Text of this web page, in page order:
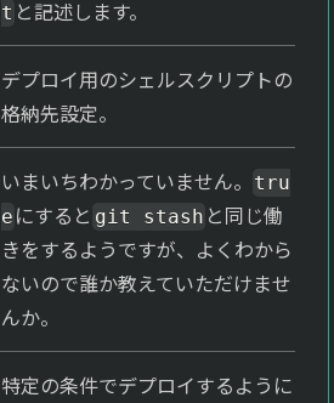
t と記述します。
デプロイ用のシェルスクリプトの
格納先設定。
いまいちわかっていません。
tru
e にすると git stash と同じ働
きをするようですが、よくわから
ないので誰か教えていただけませ
んか。
特定の条件でデプロイするように